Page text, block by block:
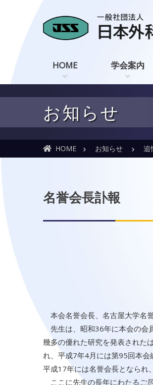
HOME 学会案内
お知らせ
HOME お知らせ 追
名誉会長訃報
本会名誉会長、名古屋大学名
先生は、昭和36年に本会の会
幾多の優れた研究を発表された
れ、平成7年4月には第95回本会
平成17年には名誉会長となられ
ここに先生の長年にわたるご